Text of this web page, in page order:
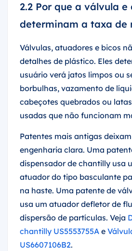
2.2 Por que a válvula
determinam a taxa de
Válvulas, atuadores e bicos
detalhes de plástico. Eles
usuário verá jatos limpos ou
borbulhas, vazamento de
cabeçotes quebrados ou
usadas que não funcionam
Patentes mais antigas
engenharia clara. Uma
dispensador de chantilly usa
atuador do tipo basculante
na haste. Uma patente de
usa um atuador defletor de
dispersão de partículas. Veja
chantilly US5553755A e
US6607106B2.